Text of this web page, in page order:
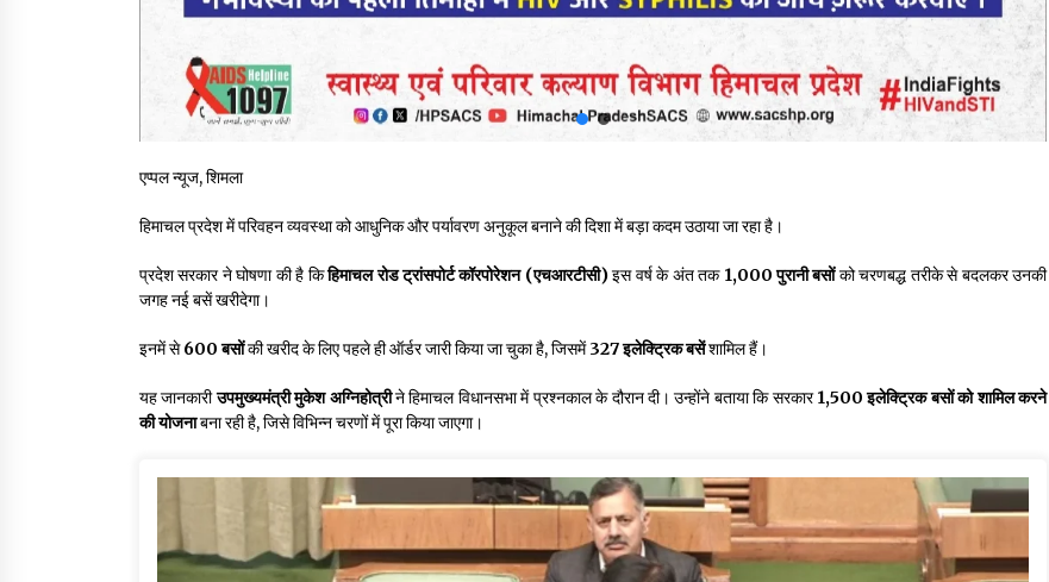
एप्पल न्यूज, शिमला
हिमाचल प्रदेश में परिवहन व्यवस्था को आधुनिक और पर्यावरण अनुकूल बनाने की दिशा में बड़ा कदम उठाया जा रहा है।
प्रदेश सरकार ने घोषणा की है किहिमाचल रोड ट्रांसपोर्ट कॉरपोरेशन (एचआरटीसी)इस वर्ष के अंत तक 1,000 पुरानी बसोंको चरणबद्ध तरीके से बदलकर उनकी
जगह नई बसें खरीदेगा।
इनमें से600 बसोंकी खरीद के लिए पहले ही ऑर्डर जारी किया जा चुका है, जिसमें327 इलेक्ट्रिक बसेंशामिल हैं।
यह जानकारीउपमुख्यमंत्री मुकेश अग्निहोत्रीने हिमाचल विधानसभा में प्रश्नकाल के दौरान दी। उन्होंने बताया कि सरकार1,500 इलेक्ट्रिक बसों को शामिल करने
की योजनाबना रही है, जिसे विभिन्न चरणों में पूरा किया जाएगा।